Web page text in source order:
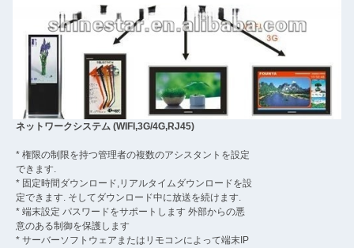
ネットワークシステム (WIFI,3G/4G,RJ45)
* 権限の制限を持つ管理者の複数のアシスタントを設定
できます.
* 固定時間ダウンロード,リアルタイムダウンロードを設
定できます. そしてダウンロード中に放送を続けます.
* 端末設定 パスワードをサポートします 外部からの悪
意のある制御を保護します
* サーバーソフトウェアまたはリモコンによって端末IP